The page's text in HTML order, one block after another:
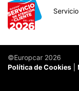
©Europcar 2026
Política de Cookies